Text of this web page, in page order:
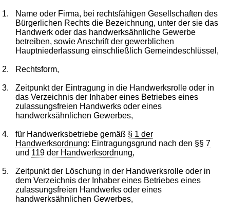
1.
Name oder Firma, bei rechtsfähigen Gesellschaften des
Bürgerlichen Rechts die Bezeichnung, unter der sie das
Handwerk oder das handwerksähnliche Gewerbe
betreiben, sowie Anschrift der gewerblichen
Hauptniederlassung einschließlich Gemeindeschlüssel,
2. Rechtsform,
3.
Zeitpunkt der Eintragung in die Handwerksrolle oder in
das Verzeichnis der Inhaber eines Betriebes eines
zulassungsfreien Handwerks oder eines
handwerksähnlichen Gewerbes,
4. für Handwerksbetriebe gemäß § 1 der
Handwerksordnung: Eintragungsgrund nach den §§ 7
und 119 der Handwerksordnung,
5.
Zeitpunkt der Löschung in der Handwerksrolle oder in
dem Verzeichnis der Inhaber eines Betriebes eines
zulassungsfreien Handwerks oder eines
handwerksähnlichen Gewerbes,